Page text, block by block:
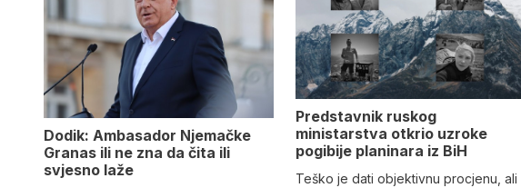
Dodik: Ambasador Njemačke
Granas ili ne zna da čita ili
svjesno laže
Predstavnik ruskog
ministarstva otkrio uzroke
pogibije planinara iz BiH
Teško je dati objektivnu procjenu, ali